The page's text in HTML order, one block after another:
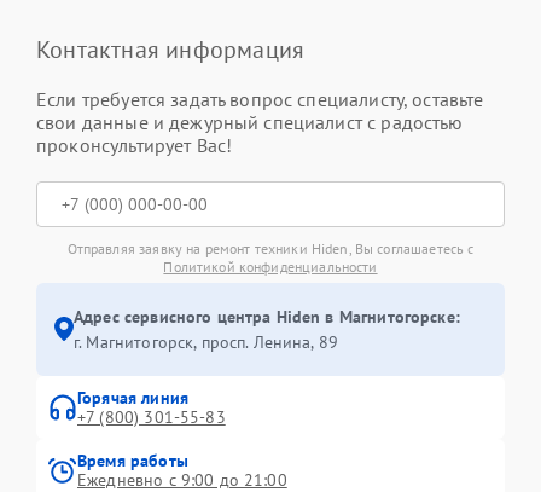
Контактная информация
Если требуется задать вопрос специалисту, оставьте
свои данные и дежурный специалист с радостью
проконсультирует Вас!
Отправляя заявку на ремонт техники Hiden, Вы соглашаетесь с
Политикой конфиденциальности
Адрес сервисного центра Hiden в Магнитогорске:
г. Магнитогорск, просп. Ленина, 89
Горячая линия
+7 (800) 301-55-83
Время работы
Ежедневно с 9:00 до 21:00